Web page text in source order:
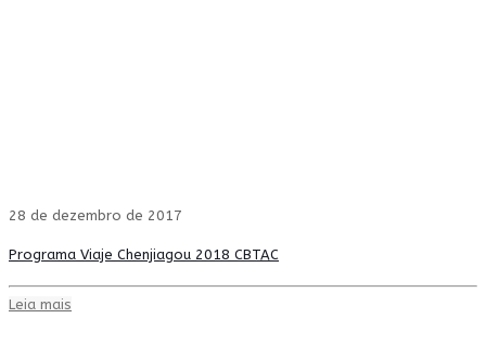
28 de dezembro de 2017
Programa Viaje Chenjiagou 2018 CBTAC
Leia mais